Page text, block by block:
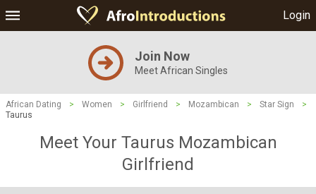
Login
Join Now
Meet African Singles
African Dating > Women > Girlfriend > Mozambican > Star Sign
>
Taurus
Meet Your Taurus Mozambican
Girlfriend